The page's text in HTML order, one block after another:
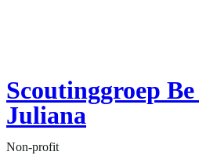
Scoutinggroep
Juliana
Non-profit